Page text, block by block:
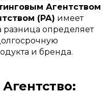
Агентством
(РА) имеет
определяет
и бренда.